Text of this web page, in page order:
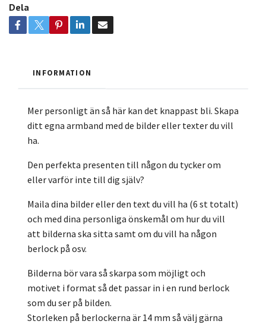
Dela
INFORMATION
Mer personligt än så här kan det knappast bli. Skapa
ditt egna armband med de bilder eller texter du vill
ha.
Den perfekta presenten till någon du tycker om
eller varför inte till dig själv?
Maila dina bilder eller den text du vill ha (6 st totalt)
och med dina personliga önskemål om hur du vill
att bilderna ska sitta samt om du vill ha någon
berlock på osv.
Bilderna bör vara så skarpa som möjligt och
motivet i format så det passar in i en rund berlock
som du ser på bilden.
Storleken på berlockerna är 14 mm så välj gärna